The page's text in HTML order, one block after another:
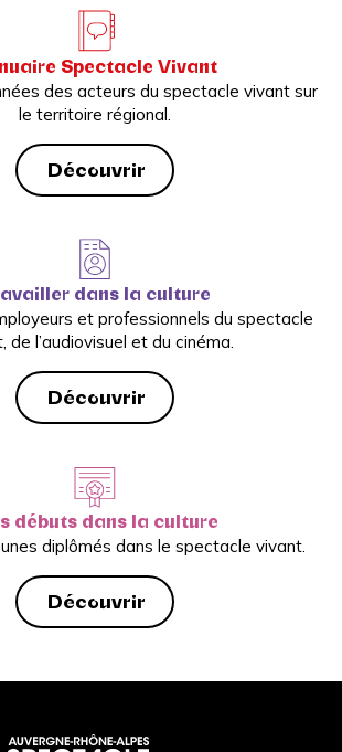
Spectacle Vivant
des acteurs du spectacle vivant sur
le territoire régional.
Découvrir
dans la culture
et professionnels du spectacle
de l’audiovisuel et du cinéma.
Découvrir
débuts dans la culture
diplômés dans le spectacle vivant.
Découvrir